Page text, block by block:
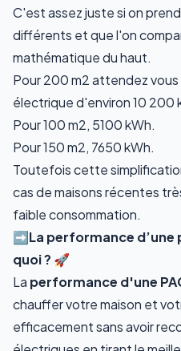
C'est assez juste si on
différents et que l'on
mathématique du haut.
Pour 200 m2 attendez
électrique d'environ 10 200
Pour 100 m2, 5100 kWh.
Pour 150 m2, 7650 kWh.
Toutefois cette
cas de maisons récentes
faible consommation.
➡️La performance d’une
quoi ? 🚀
La performance d'une
chauffer votre maison et
efficacement sans avoir